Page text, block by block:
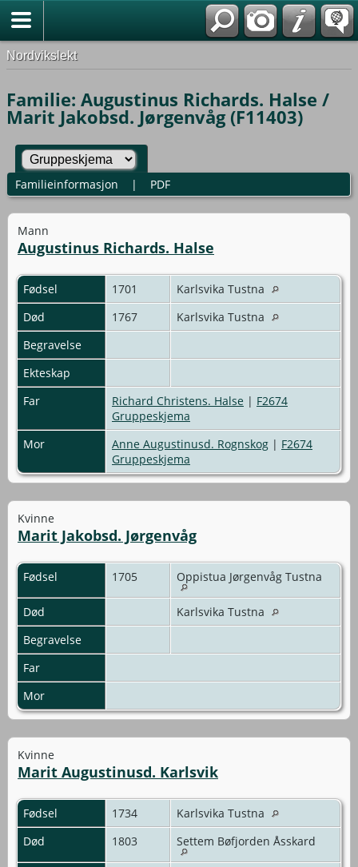
Nordvikslekt
Familie: Augustinus Richards. Halse /
Marit Jakobsd. Jørgenvåg (F11403)
Familieinformasjon | PDF
Mann
Augustinus Richards. Halse
Fødsel 1701
Karlsvika Tustna
Død
1767
Karlsvika Tustna
Begravelse
Ekteskap
Far
Richard Christens. Halse | F2674
Gruppeskjema
Mor
Anne Augustinusd. Rognskog | F2674
Gruppeskjema
Kvinne
Marit Jakobsd. Jørgenvåg
Fødsel 1705 Oppistua Jørgenvåg Tustna
Død
Karlsvika Tustna
Begravelse
Far
Mor
Kvinne
Marit Augustinusd. Karlsvik
Fødsel 1734
Karlsvika Tustna
Død
1803 Settem Bøfjorden Åsskard